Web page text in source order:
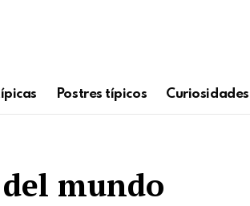
Postres típicos Curiosidades
mundo